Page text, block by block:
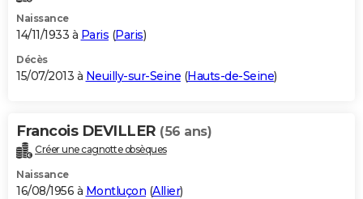
Naissance
14/11/1933 à Paris (Paris)
Décès
15/07/2013 à Neuilly-sur-Seine (Hauts-de-Seine)
Francois DEVILLER (56 ans)
Créer une cagnotte obsèques
Naissance
16/08/1956 à Montluçon (Allier)